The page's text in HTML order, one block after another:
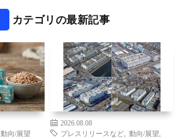
カテゴリの最新記事
動向/展望
2026.08.08
プレスリリースなど
動向/展望